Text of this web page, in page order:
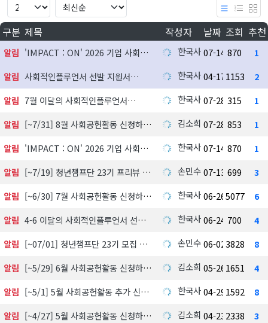
구분 제목 작성자 날짜 조회 추천
알림 'IMPACT : ON' 2026 기업 사회공헌 실천사례 발굴 지원사업 참여기업 모집 한국사회공헌협회
07-14 870
1
알림
사회적인플루언서 선발 지원서 한국사회공헌협회
04-17 1153
2
알림
7월 이달의 사회적인플루언서 한국사회공헌협회
07-28 315
1
알림
[~7/31] 8월 사회공헌활동 신청하기 김소희 07-28 853
1
알림
'IMPACT : ON' 2026 기업 사회공헌 실천사례 발굴 지원사업 참여기업 모집 한국사회공헌협회
07-14 870
1
알림
[~7/19] 청년챔프단 23기 프리뷰 신청하기 손민수07-13 699
3
알림
[~6/30] 7월 사회공헌활동 신청하기 한국사회공헌협회
06-26 5077
6
알림
4-6 이달의 사회적인플루언서 선정 발표 한국사회공헌협회
06-24 700
4
알림
[~07/01] 청년챔프단 23기 모집 中 손민수06-02 3828
8
알림
[~5/29] 6월 사회공헌활동 신청하기 김소희 05-26 1651
4
알림
[~5/1] 5월 사회공헌활동 추가 신청하기 한국사회공헌협회
04-29 1592
8
알림
[~4/27] 5월 사회공헌활동 신청하기 김소희 04-23 2338
3